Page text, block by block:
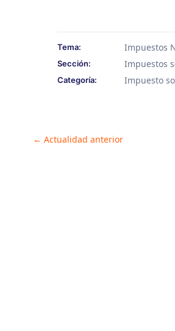
Tema: Impuestos
Sección: Impuestos
Categoría: Impuesto
Post
← Actualidad anterior